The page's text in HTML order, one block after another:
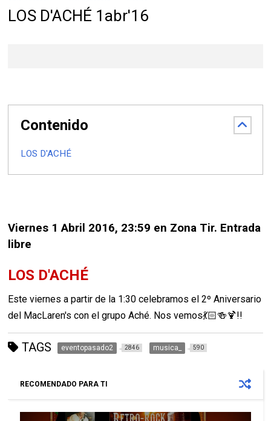
LOS D'ACHÉ 1abr'16
Contenido
LOS D'ACHÉ
Viernes 1 Abril 2016, 23:59 en Zona Tir. Entrada
libre
LOS D'ACHÉ
Este viernes a partir de la 1:30 celebramos el 2º Aniversario
del MacLaren's con el grupo Aché. Nos vemos💃🏻🍻🍹!!
TAGS eventopasado2 2846 musica_ 590
RECOMENDADO PARA TI